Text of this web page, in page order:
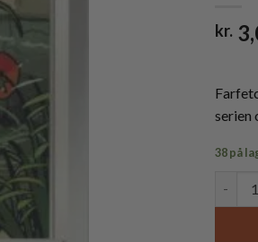
kr.
serien
38 på